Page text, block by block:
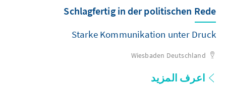
Schlagfertig in der politischen Rede
Starke Kommunikation unter Druck
Wiesbaden Deutschland
اعرف المزيد